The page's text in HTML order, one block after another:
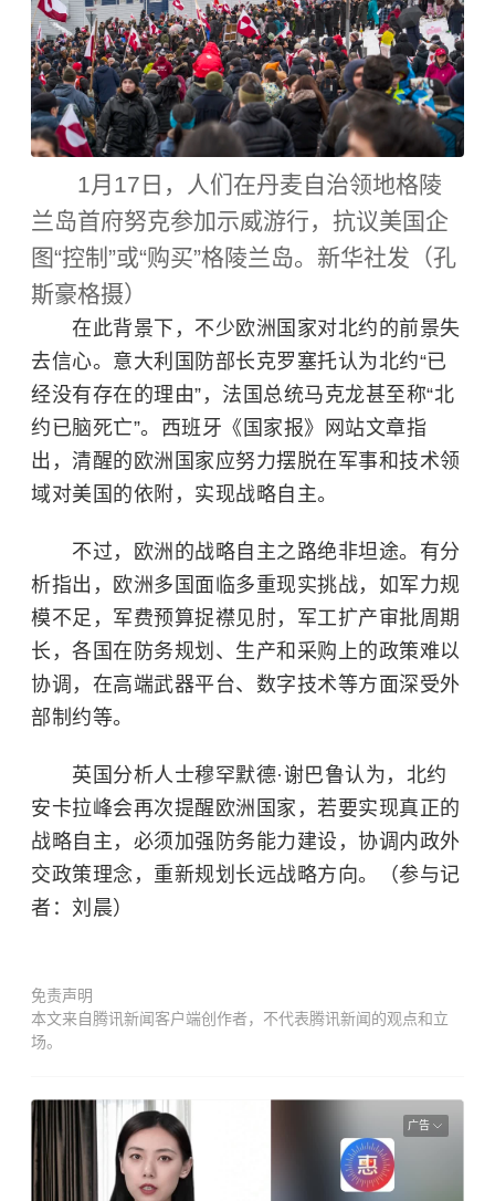
1月17日，人们在丹麦自治领地格陵
兰岛首府努克参加示威游行，抗议美国企
图“控制”或“购买”格陵兰岛。新华社发（孔
斯豪格摄）
在此背景下，不少欧洲国家对北约的前景失
去信心。意大利国防部长克罗塞托认为北约“已
经没有存在的理由”，法国总统马克龙甚至称“北
约已脑死亡”。西班牙《国家报》网站文章指
出，清醒的欧洲国家应努力摆脱在军事和技术领
域对美国的依附，实现战略自主。
不过，欧洲的战略自主之路绝非坦途。有分
析指出，欧洲多国面临多重现实挑战，如军力规
模不足，军费预算捉襟见肘，军工扩产审批周期
长，各国在防务规划、生产和采购上的政策难以
协调，在高端武器平台、数字技术等方面深受外
部制约等。
英国分析人士穆罕默德·谢巴鲁认为，北约
安卡拉峰会再次提醒欧洲国家，若要实现真正的
战略自主，必须加强防务能力建设，协调内政外
交政策理念，重新规划长远战略方向。（参与记
者：刘晨）
免责声明
本文来自腾讯新闻客户端创作者，不代表腾讯新闻的观点和立
场。
广告